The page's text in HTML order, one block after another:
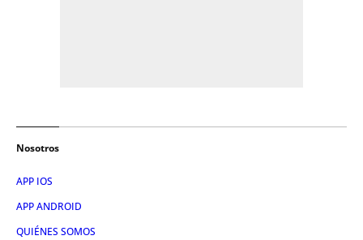
Nosotros
APP IOS
APP ANDROID
QUIÉNES SOMOS